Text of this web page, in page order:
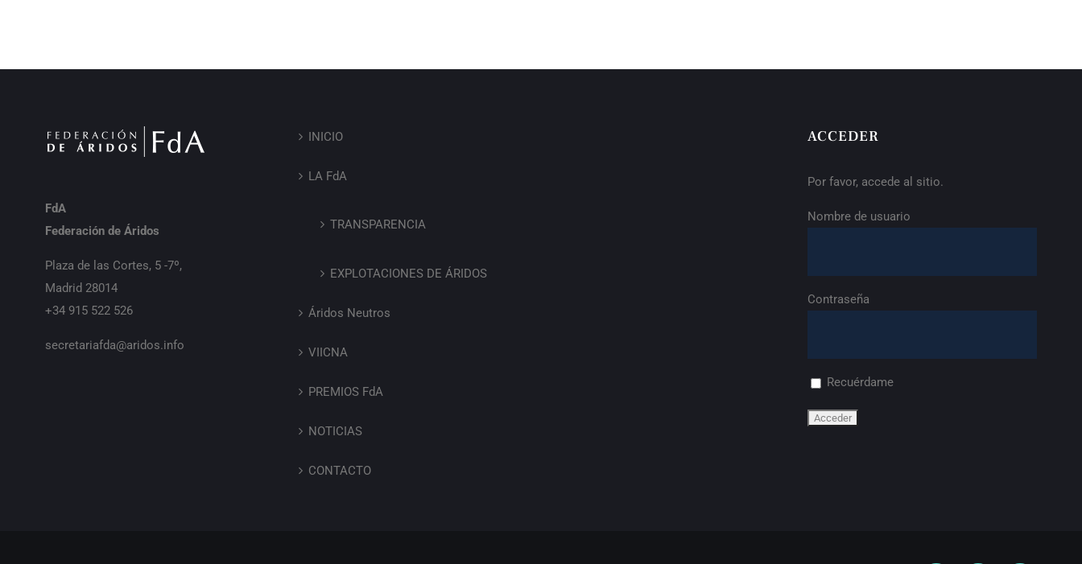
FdA
Federación de Áridos
Plaza de las Cortes, 5 -7º,
Madrid 28014
+34 915 522 526
secretariafda@aridos.info
INICIO
LA FdA
TRANSPARENCIA
EXPLOTACIONES DE ÁRIDOS
Áridos Neutros
VIICNA
PREMIOS FdA
NOTICIAS
CONTACTO
ACCEDER
Por favor, accede al sitio.
Nombre de usuario
Contraseña
Recuérdame